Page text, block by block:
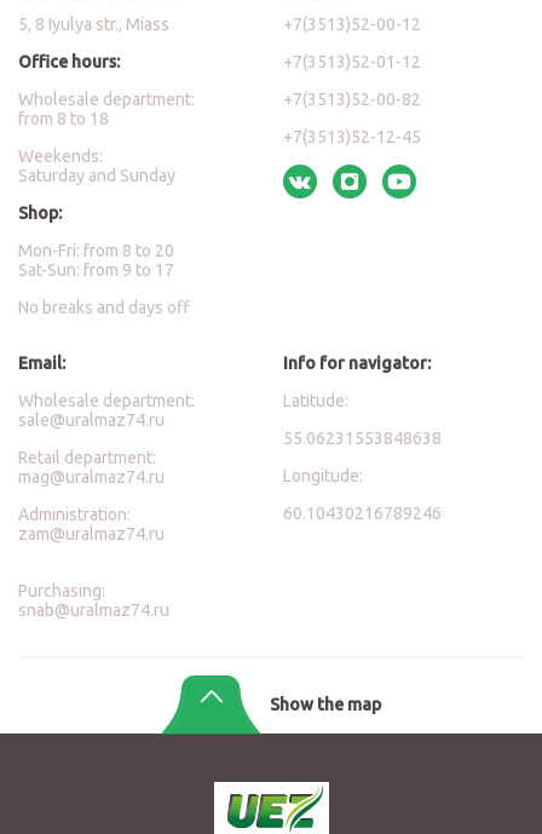
5, 8 Iyulya str., Miass
Office hours:
Wholesale department:
from 8 to 18
Weekends:
Saturday and Sunday
Shop:
Mon-Fri: from 8 to 20
Sat-Sun: from 9 to 17
No breaks and days off
+7(3513)52-00-12
+7(3513)52-01-12
+7(3513)52-00-82
+7(3513)52-12-45
Email:
Wholesale department:
sale@uralmaz74.ru
Retail department:
mag@uralmaz74.ru
Administration:
zam@uralmaz74.ru
Purchasing:
snab@uralmaz74.ru
Info for navigator:
Latitude:
55.06231553848638
Longitude:
60.10430216789246
Show the map